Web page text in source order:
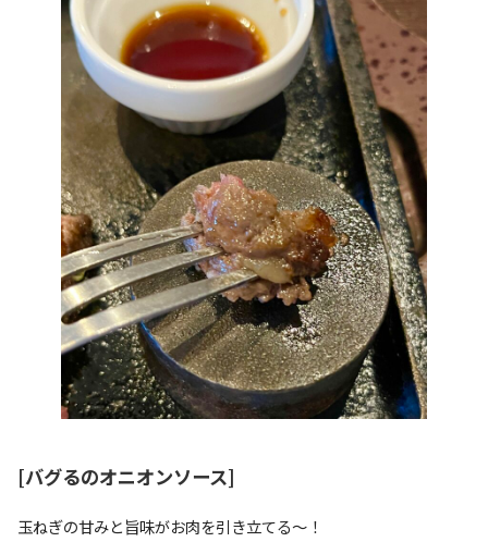
[バグるのオニオンソース]
玉ねぎの甘みと旨味がお肉を引き立てる〜！